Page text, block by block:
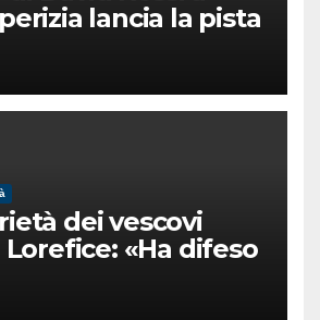
lancia la pista
finita
dei vescovi
Lorefice: «Ha difeso
la dignità